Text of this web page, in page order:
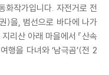
화작가입니다. 자전거로 전
)을, 범선으로 바다에 나가
리산 아래 마을에서 『산속
행을 다녀와 ‘남극곰’(전 2